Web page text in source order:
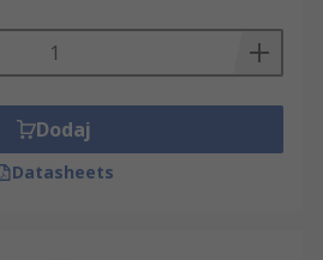
Dodaj
Datasheets